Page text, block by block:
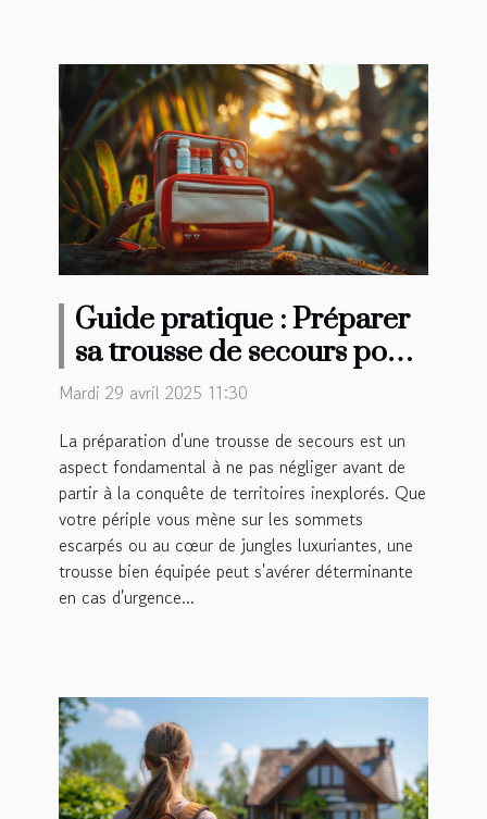
Guide pratique : Préparer
sa trousse de secours pour
des aventures lointaines
Mardi 29 avril 2025 11:30
La préparation d'une trousse de secours est un
aspect fondamental à ne pas négliger avant de
partir à la conquête de territoires inexplorés. Que
votre périple vous mène sur les sommets
escarpés ou au cœur de jungles luxuriantes, une
trousse bien équipée peut s'avérer déterminante
en cas d'urgence...